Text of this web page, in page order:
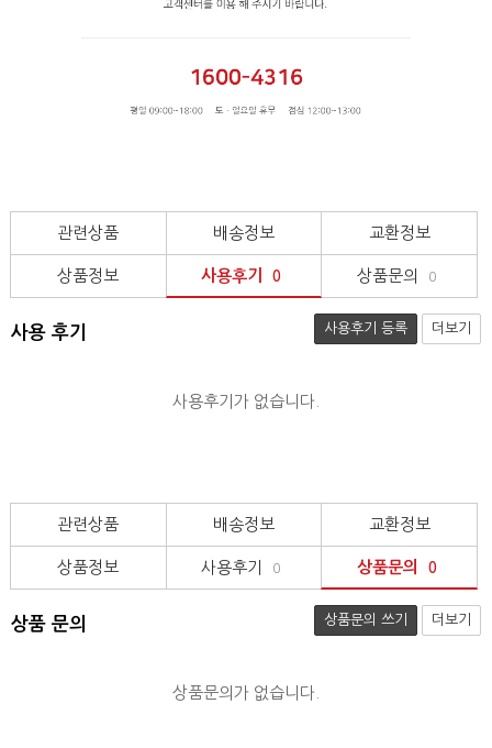
관련상품 배송정보 교환정보
상품정보 사용후기 0 상품문의 0
사용 후기 사용후기 등록 더보기
사용후기가 없습니다.
관련상품 배송정보 교환정보
상품정보 사용후기 0 상품문의 0
상품 문의 상품문의 쓰기 더보기
상품문의가 없습니다.